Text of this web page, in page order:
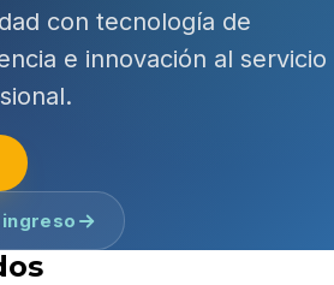
con tecnología de
e innovación al servicio